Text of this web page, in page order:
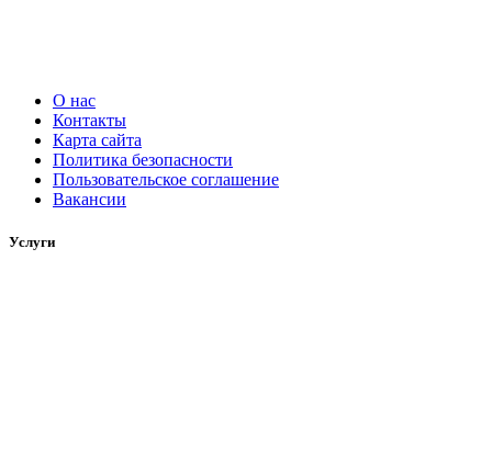
О нас
Контакты
Карта сайта
Политика безопасности
Пользовательское соглашение
Вакансии
Услуги